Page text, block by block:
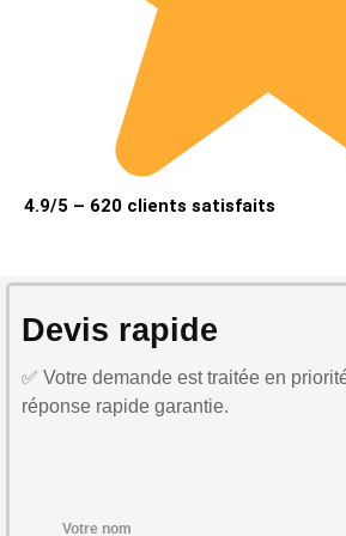
4.9/5 – 620 clients satisfaits
Devis rapide
✅ Votre demande est traitée en
réponse rapide garantie.
Votre nom